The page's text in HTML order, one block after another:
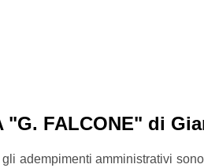
FALCONE" di
adempimenti amministrativi